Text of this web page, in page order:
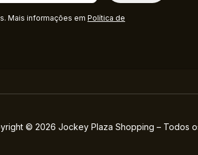
Mais informações em Política de
© 2026 Jockey Plaza Shopping – Todos